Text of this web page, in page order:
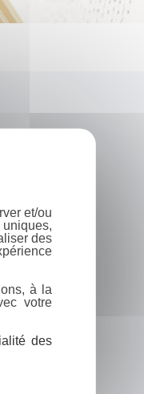
et/ou
des
à la
votre
des